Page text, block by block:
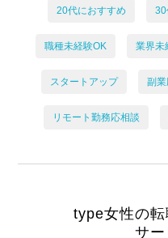
20代におすすめ 30
職種未経験OK 業界未
スタートアップ 副業
リモート勤務応相談
type女性の
サ